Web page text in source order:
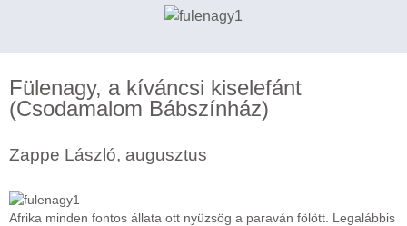
Fülenagy, a kíváncsi kiselefánt
(Csodamalom Bábszínház)
Zappe László, augusztus
Afrika minden fontos állata ott nyüzsög a paraván fölött. Legalábbis